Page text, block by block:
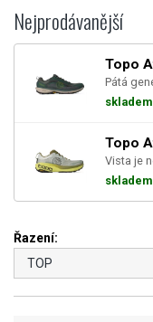
Nejprodávanější
skladem
skladem
Řazení: